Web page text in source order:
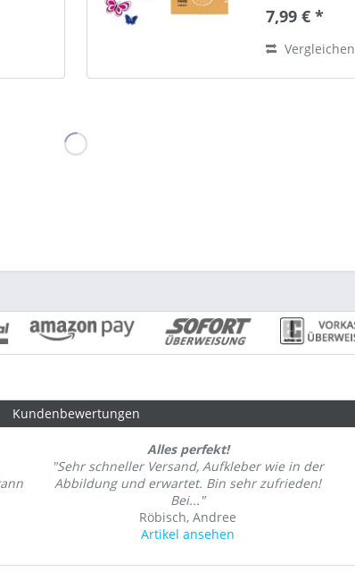
7,99 € *
Vergleichen
Kundenbewertungen
Alles perfekt!
"Sehr schneller Versand, Aufkleber wie in der
Abbildung und erwartet. Bin sehr zufrieden!
Bei..."
Röbisch, Andree
Artikel ansehen